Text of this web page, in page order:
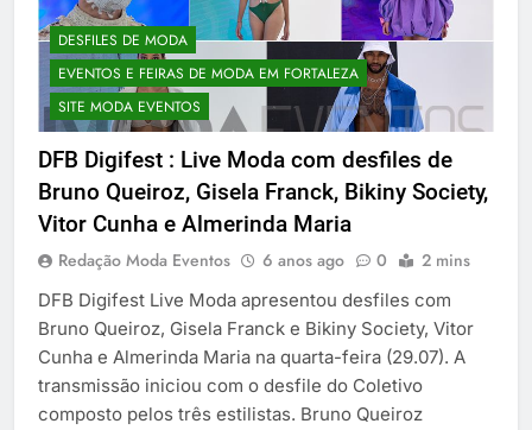
DESFILES DE MODA
EVENTOS E FEIRAS DE MODA EM FORTALEZA
SITE MODA EVENTOS
DFB Digifest : Live Moda com desfiles de
Bruno Queiroz, Gisela Franck, Bikiny Society,
Vitor Cunha e Almerinda Maria
Redação Moda Eventos 6 anos ago 0 2 mins
DFB Digifest Live Moda apresentou desfiles com
Bruno Queiroz, Gisela Franck e Bikiny Society, Vitor
Cunha e Almerinda Maria na quarta-feira (29.07). A
transmissão iniciou com o desfile do Coletivo
composto pelos três estilistas. Bruno Queiroz